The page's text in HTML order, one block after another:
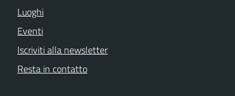
Luoghi
Eventi
Iscriviti alla newsletter
Resta in contatto